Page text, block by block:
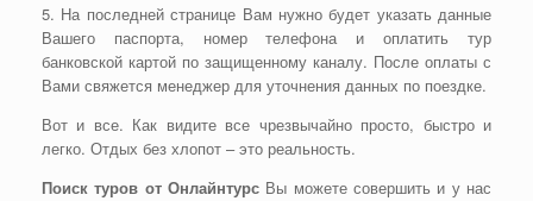
5. На последней странице Вам нужно будет указать данные
Вашего паспорта, номер телефона и оплатить тур
банковской картой по защищенному каналу. После оплаты с
Вами свяжется менеджер для уточнения данных по поездке.
Вот и все. Как видите все чрезвычайно просто, быстро и
легко. Отдых без хлопот – это реальность.
Поиск туров от Онлайнтурс Вы можете совершить и у нас